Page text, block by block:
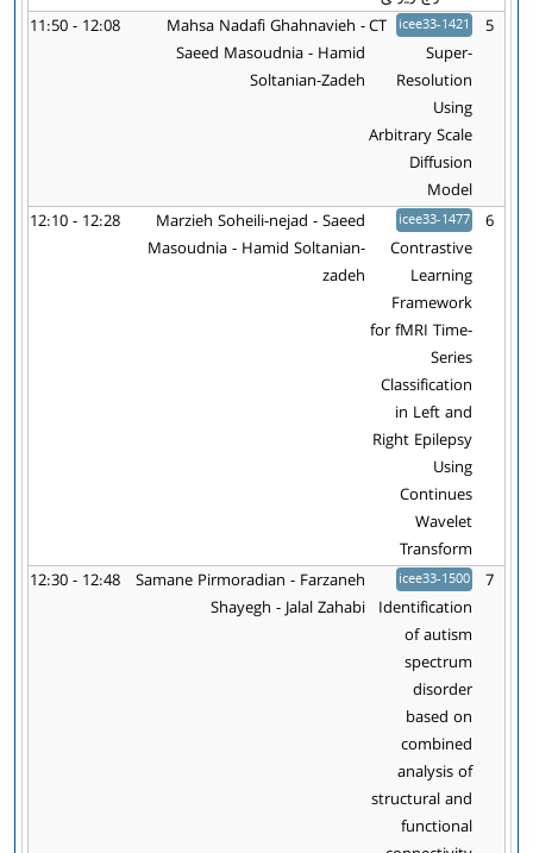
5
icee33-1421
CT
Super-
Resolution
Using
Arbitrary Scale
Diffusion
Model
Mahsa Nadafi Ghahnavieh -
Saeed Masoudnia - Hamid
Soltanian-Zadeh
11:50 - 12:08
6
icee33-1477
Contrastive
Learning
Framework
for fMRI Time-
Series
Classification
in Left and
Right Epilepsy
Using
Continues
Wavelet
Transform
Marzieh Soheili-nejad - Saeed
Masoudnia - Hamid Soltanian-
zadeh
12:10 - 12:28
7
icee33-1500
Identification
of autism
spectrum
disorder
based on
combined
analysis of
structural and
functional
Samane Pirmoradian - Farzaneh
Shayegh - Jalal Zahabi
12:30 - 12:48